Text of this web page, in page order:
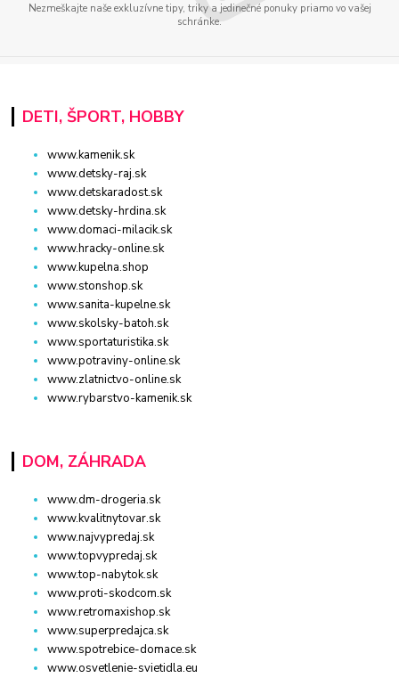
Nezmeškajte naše exkluzívne tipy, triky a jedinečné ponuky priamo vo vašej
schránke.
DETI, ŠPORT, HOBBY
www.kamenik.sk
www.detsky-raj.sk
www.detskaradost.sk
www.detsky-hrdina.sk
www.domaci-milacik.sk
www.hracky-online.sk
www.kupelna.shop
www.stonshop.sk
www.sanita-kupelne.sk
www.skolsky-batoh.sk
www.sportaturistika.sk
www.potraviny-online.sk
www.zlatnictvo-online.sk
www.rybarstvo-kamenik.sk
DOM, ZÁHRADA
www.dm-drogeria.sk
www.kvalitnytovar.sk
www.najvypredaj.sk
www.topvypredaj.sk
www.top-nabytok.sk
www.proti-skodcom.sk
www.retromaxishop.sk
www.superpredajca.sk
www.spotrebice-domace.sk
www.osvetlenie-svietidla.eu